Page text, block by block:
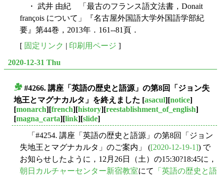
・ 武井 由紀 「最古のフランス語文法書，Donait
françois について」『名古屋外国語大学外国語学部紀
要』第44巻，2013年．161--81頁．
[ 固定リンク | 印刷用ページ ]
2020-12-31 Thu
#4266. 講座「英語の歴史と語源」の第8回「ジョン失
地王とマグナカルタ」を終えました [asacul][notice]
[monarch][french][history][reestablishment_of_english]
[magna_carta][link][slide]
「#4254. 講座「英語の歴史と語源」の第8回「ジョン
失地王とマグナカルタ」のご案内」 ([2020-12-19-1]) で
お知らせしたように，12月26日（土）の15:30?18:45に，
朝日カルチャーセンター新宿教室にて
「英語の歴史と語